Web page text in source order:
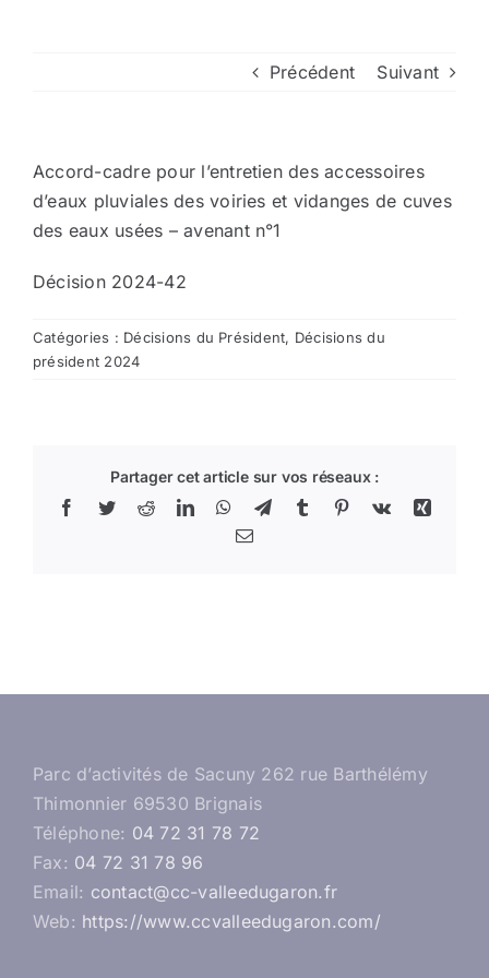
Nous contacter
Précédent Suivant
Accord-cadre pour l’entretien des accessoires
d’eaux pluviales des voiries et vidanges de cuves
des eaux usées – avenant n°1
Décision 2024-42
Catégories : Décisions du Président, Décisions du
président 2024
Partager cet article sur vos réseaux :
Facebook
TwitterRedditLinkedInWhatsApp
TelegramTumblr Pinterest
Vk
Xing
Email
Parc d’activités de Sacuny 262 rue Barthélémy
Thimonnier 69530 Brignais
Téléphone: 04 72 31 78 72
Fax: 04 72 31 78 96
Email: contact@cc-valleedugaron.fr
Web: https://www.ccvalleedugaron.com/